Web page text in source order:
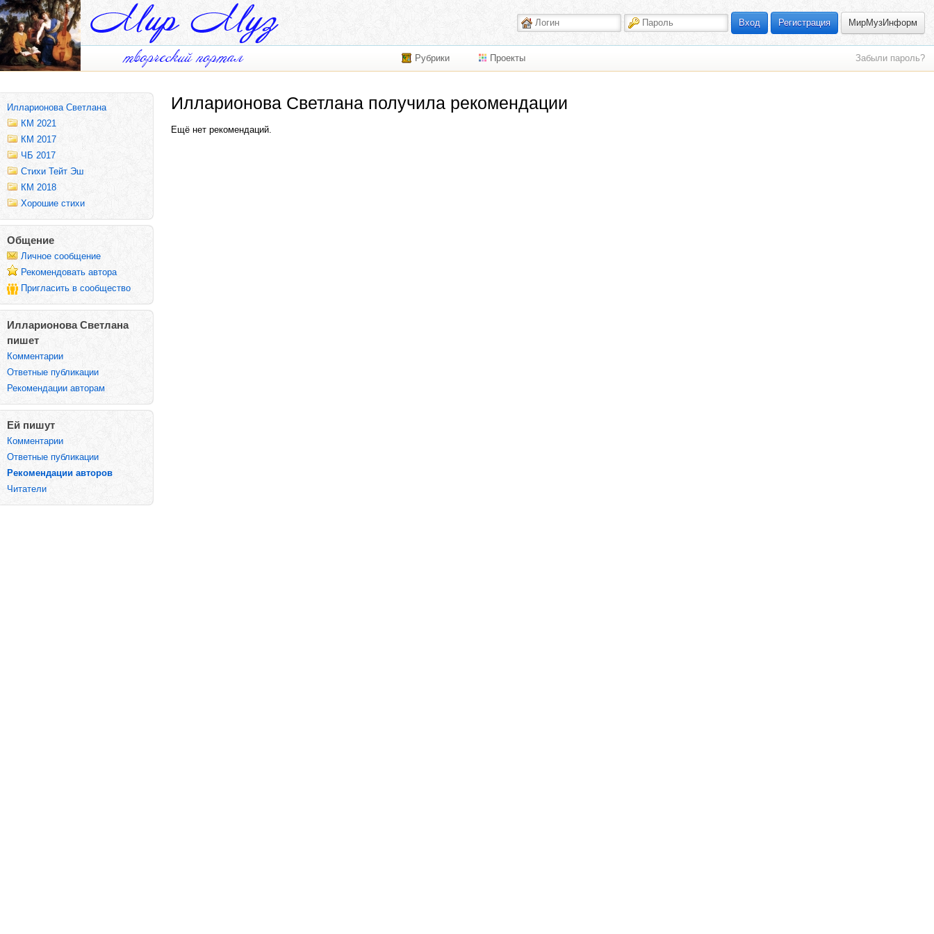
Вход Регистрация МирМузИнформ
Рубрики Проекты Забыли пароль?
Илларионова Светлана
КМ 2021
КМ 2017
ЧБ 2017
Стихи Тейт Эш
КМ 2018
Хорошие стихи
Общение
Личное сообщение
Рекомендовать автора
Пригласить в сообщество
Илларионова Светлана
пишет
Комментарии
Ответные публикации
Рекомендации авторам
Ей пишут
Комментарии
Ответные публикации
Рекомендации авторов
Читатели
Илларионова Светлана получила рекомендации
Ещё нет рекомендаций.